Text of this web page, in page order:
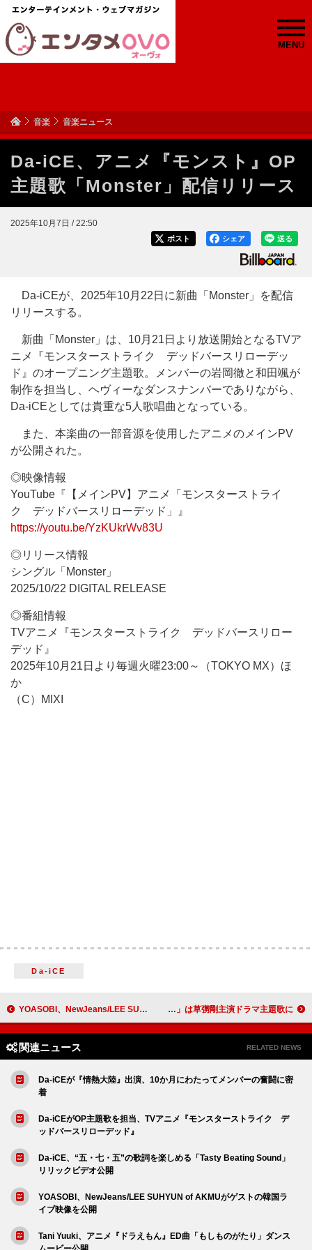
MENU
音楽 音楽ニュース
Da-iCE、アニメ『モンスト』OP
主題歌「Monster」配信リリース
2025年10月7日 / 22:50
送る
シェア
ポスト
Da-iCEが、2025年10月22日に新曲「Monster」を配信
リリースする。
新曲「Monster」は、10月21日より放送開始となるTVア
ニメ『モンスターストライク デッドバースリローデッ
ド』のオープニング主題歌。メンバーの岩岡徹と和田颯が
制作を担当し、ヘヴィーなダンスナンバーでありながら、
Da-iCEとしては貴重な5人歌唱曲となっている。
また、本楽曲の一部音源を使用したアニメのメインPV
が公開された。
◎映像情報
YouTube『【メインPV】アニメ「モンスターストライ
ク デッドバースリローデッド」』
https://youtu.be/YzKUkrWv83U
◎リリース情報
シングル「Monster」
2025/10/22 DIGITAL RELEASE
◎番組情報
TVアニメ『モンスターストライク デッドバースリロー
デッド』
2025年10月21日より毎週火曜23:00～（TOKYO MX）ほ
か
（C）MIXI
Da-iCE
YOASOBI、NewJeans/LEE SUHYUN of AKMUがゲストの韓国ライブ映像を公開 千葉雄喜、ワーナー所属後初シングル「幸せってなに？」は草彅剛主演ドラマ主題歌に
関連ニュース RELATED NEWS
Da-iCEが『情熱大陸』出演、10か月にわたってメンバーの奮闘に密
着
Da-iCEがOP主題歌を担当、TVアニメ『モンスターストライク デ
ッドバースリローデッド』
Da-iCE、“五・七・五”の歌詞を楽しめる「Tasty Beating Sound」
リリックビデオ公開
YOASOBI、NewJeans/LEE SUHYUN of AKMUがゲストの韓国ラ
イブ映像を公開
Tani Yuuki、アニメ『ドラえもん』ED曲「もしものがたり」ダンス